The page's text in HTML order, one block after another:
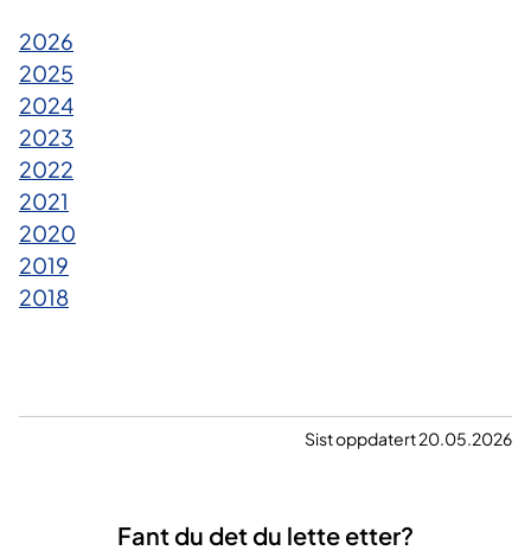
2026
2025
2024
2023​​
2022
2021​
2020
2019
2018
Sist oppdatert 20.05.2026
Fant du det du lette etter?